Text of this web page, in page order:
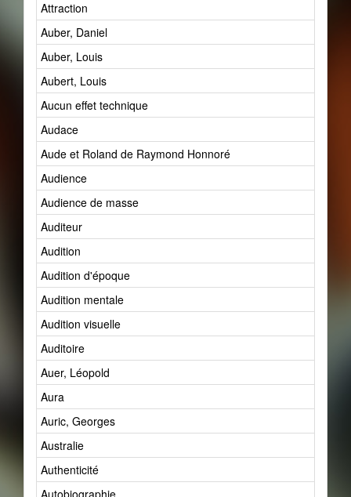
Attraction
Auber, Daniel
Auber, Louis
Aubert, Louis
Aucun effet technique
Audace
Aude et Roland de Raymond Honnoré
Audience
Audience de masse
Auditeur
Audition
Audition d'époque
Audition mentale
Audition visuelle
Auditoire
Auer, Léopold
Aura
Auric, Georges
Australie
Authenticité
Autobiographie